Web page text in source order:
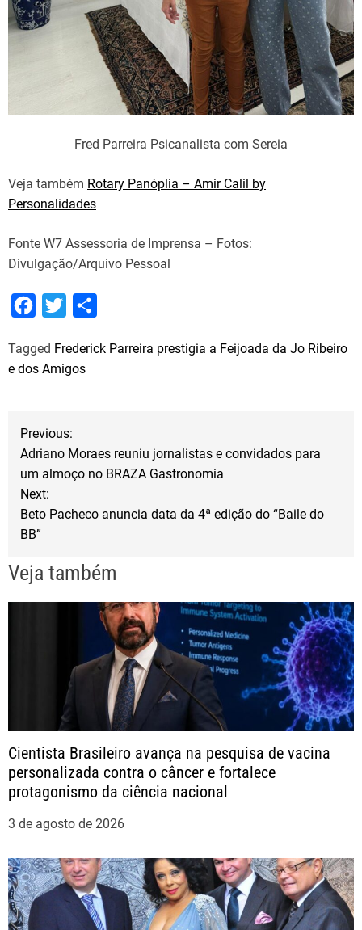
Fred Parreira Psicanalista com Sereia
Veja também Rotary Panóplia – Amir Calil by
Personalidades
Fonte W7 Assessoria de Imprensa – Fotos:
Divulgação/Arquivo Pessoal
c
e
o
k
i
t
r
a
Tagged Frederick Parreira prestigia a Feijoada da Jo Ribeiro
e dos Amigos
N
g
o
d
e
P
o
Previous:
Adriano Moraes reuniu jornalistas e convidados para
um almoço no BRAZA Gastronomia
Next:
Beto Pacheco anuncia data da 4ª edição do “Baile do
BB”
Veja também
Cientista Brasileiro avança na pesquisa de vacina
personalizada contra o câncer e fortalece
protagonismo da ciência nacional
3 de agosto de 2026